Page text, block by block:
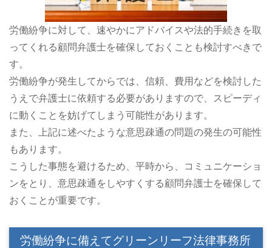
労働紛争に対して、速やかにアドバイスや法的手続きを取
ってくれる顧問弁護士を確保しておくことも検討すべきで
す。
労働紛争が発生してからでは、信頼、費用などを検討した
うえで弁護士に依頼する必要がありますので、スピーディ
に動くことを妨げてしまう可能性があります。
また、上記に述べたような意思疎通の問題の発生の可能性
もあります。
こうした事態を避けるため、平時から、コミュニケーショ
ンをとり、意思疎通をしやすくする顧問弁護士を確保して
おくことが重要です。
労働紛争に備えてグリーンリーフ法律事務所